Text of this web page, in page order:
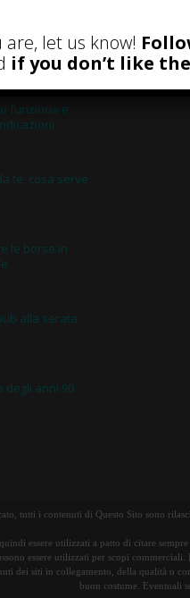
funziona e
te, cosa serve
le borse in
alla serata
degli anni 90
tutti i contenuti di Questo Sito sono
essere utilizzati a patto di citare
essere utilizzati per scopi
dei siti in collegamento, della qualità o
buon costume. Eventuali
are, let us know!
if you don’t like